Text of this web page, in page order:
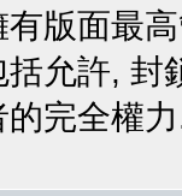
版面最
允許,
完全權